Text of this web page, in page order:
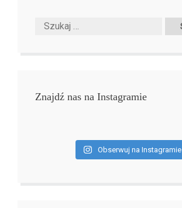
Znajdź nas na Instagramie
Obserwuj na Instagramie